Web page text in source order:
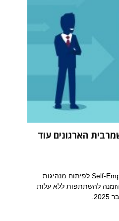
הארגונים עוד
הצגת שיטת Self-Empowered Employees לפיתוח מנהיגות
להשתתפות ללא עלות